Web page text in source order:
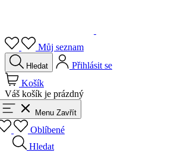
Můj seznam
Hledat
Přihlásit se
Košík
Váš košík je prázdný
Menu Zavřít
Oblíbené
Hledat